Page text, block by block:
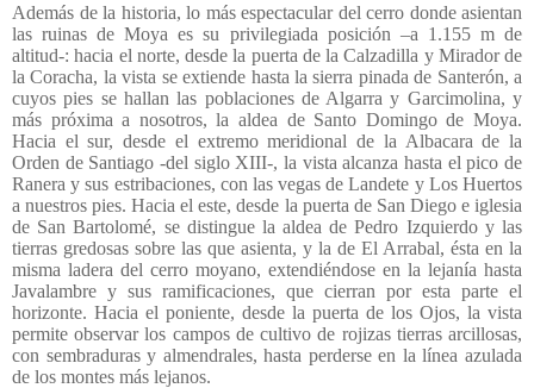
Además de la historia, lo más espectacular del cerro donde asientan
las ruinas de Moya es su privilegiada posición –a 1.155 m de
altitud-: hacia el norte, desde la puerta de la Calzadilla y Mirador de
la Coracha, la vista se extiende hasta la sierra pinada de Santerón, a
cuyos pies se hallan las poblaciones de Algarra y Garcimolina, y
más próxima a nosotros, la aldea de Santo Domingo de Moya.
Hacia el sur, desde el extremo meridional de la Albacara de la
Orden de Santiago -del siglo XIII-, la vista alcanza hasta el pico de
Ranera y sus estribaciones, con las vegas de Landete y Los Huertos
a nuestros pies. Hacia el este, desde la puerta de San Diego e iglesia
de San Bartolomé, se distingue la aldea de Pedro Izquierdo y las
tierras gredosas sobre las que asienta, y la de El Arrabal, ésta en la
misma ladera del cerro moyano, extendiéndose en la lejanía hasta
Javalambre y sus ramificaciones, que cierran por esta parte el
horizonte. Hacia el poniente, desde la puerta de los Ojos, la vista
permite observar los campos de cultivo de rojizas tierras arcillosas,
con sembraduras y almendrales, hasta perderse en la línea azulada
de los montes más lejanos.